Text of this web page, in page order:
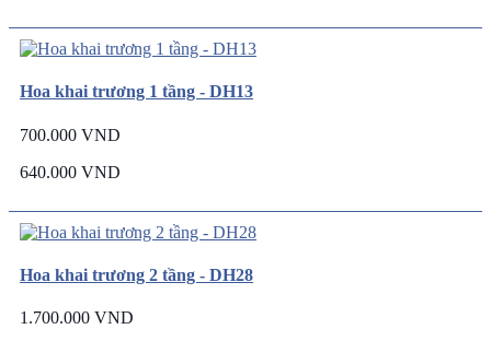
Hoa khai trương 1 tầng - DH13
700.000 VND
640.000 VND
Hoa khai trương 2 tầng - DH28
1.700.000 VND